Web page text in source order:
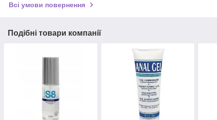
Всі умови повернення
Подібні товари компанії